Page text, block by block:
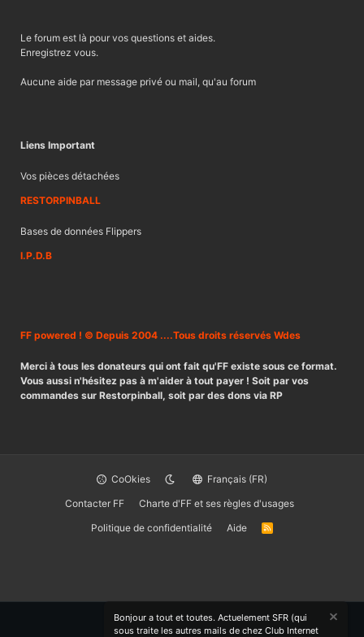
Le forum est là pour vos questions et aides.
Enregistrez vous.
Aucune aide par message privé ou mail, qu'au forum
Liens Important
Vos pièces détachées
RESTORPINBALL
Bases de données Flippers
I.P.D.B
FF powered ! © Depuis 2004 ....Tous droits réservés Wdes
Merci à tous les donateurs qui ont fait qu'FF existe sous ce format.
Vous aussi n'hésitez pas à m'aider à tout payer ! Soit par vos
commandes sur Restorpinball, soit par des dons via RP
CoOkies
Français (FR)
Contacter FF
Charte d'FF et ses règles d'usages
Politique de confidentialité
Aide
R
Bonjour a tout et toutes. Actuelement SFR (qui
sous traite les autres mails de chez Club Internet